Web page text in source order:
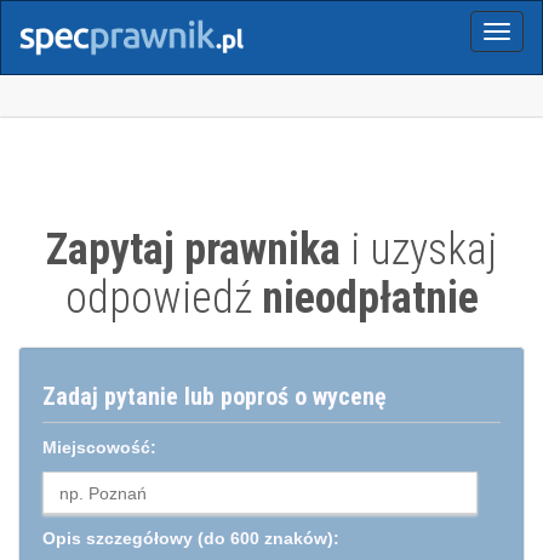
Menu
Zapytaj prawnika i uzyskaj
odpowiedźnieodpłatnie
Zadaj pytanie lub poproś o wycenę
Miejscowość:
Opis szczegółowy (do 600 znaków):